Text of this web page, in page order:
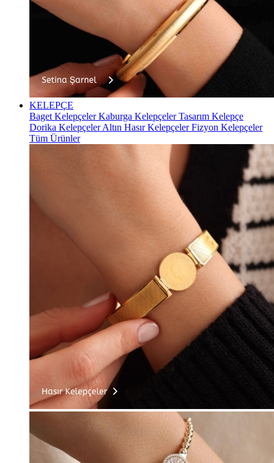
KELEPÇE
Baget KelepçelerKaburga KelepçelerTasarım Kelepçe
Dorika KelepçelerAltın Hasır KelepçelerFizyon Kelepçeler
Tüm Ürünler